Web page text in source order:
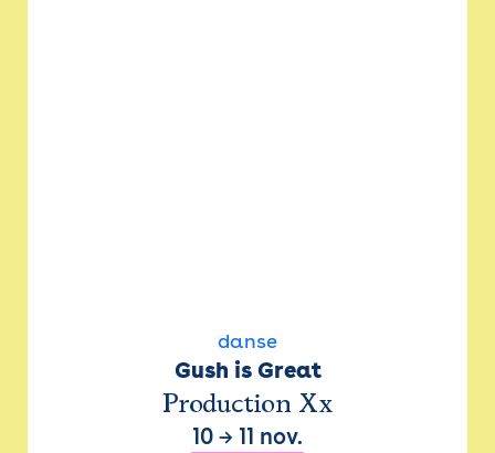
danse
Gush is Great
Production Xx
10 → 11 nov.